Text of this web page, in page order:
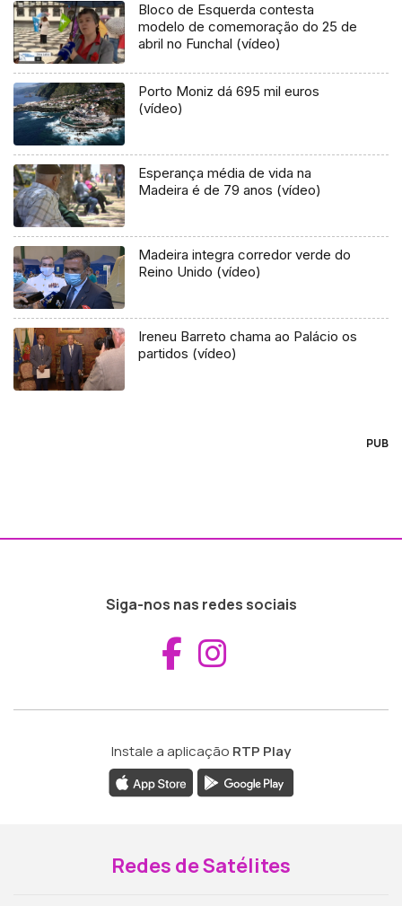
Bloco de Esquerda contesta
modelo de comemoração do 25 de
abril no Funchal (vídeo)
Porto Moniz dá 695 mil euros
(vídeo)
Esperança média de vida na
Madeira é de 79 anos (vídeo)
Madeira integra corredor verde do
Reino Unido (vídeo)
Ireneu Barreto chama ao Palácio os
partidos (vídeo)
PUB
Siga-nos nas redes sociais
Aceder ao
Instale a aplicação RTP Play
Redes de Satélites